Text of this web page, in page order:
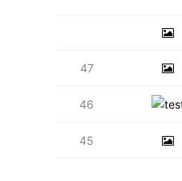
47
46
45